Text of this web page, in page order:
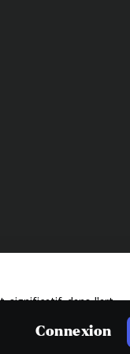
Connexion
significatif dans l'art